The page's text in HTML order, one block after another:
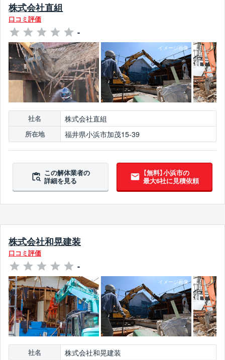
株式会社直組
口コミ評価
-
社名 株式会社直組
所在地 福井県小浜市加茂15-39
この解体業者の
詳細を見る
【無料】小浜市の
最大6社に見積依頼
株式会社和晃建装
口コミ評価
-
社名 株式会社和晃建装